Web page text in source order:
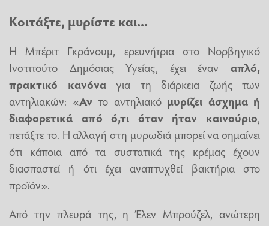
Κοιτάξτε, μυρίστε και...
Η Μπέριτ Γκράνουμ, ερευνήτρια στο Νορβηγικό
Ινστιτούτο Δημόσιας Υγείας, έχει έναν απλό,
πρακτικό κανόναγια τη διάρκεια ζωής των
αντηλιακών: «Αν το αντηλιακό μυρίζει άσχημα ή
διαφορετικά από ό,τι όταν ήταν καινούριο,
πετάξτε το. Η αλλαγή στη μυρωδιά μπορεί να σημαίνει
ότι κάποια από τα συστατικά της κρέμας έχουν
διασπαστεί ή ότι έχει αναπτυχθεί βακτήρια στο
προϊόν».
Από την πλευρά της, η Έλεν Μπρούζελ, ανώτερη